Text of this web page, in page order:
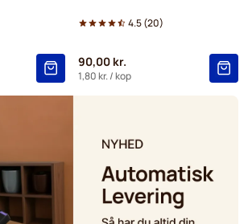
4.5(20)
90,00 kr.
1,80 kr./ kop